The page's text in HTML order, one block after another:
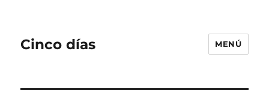
Cinco días MENÚ